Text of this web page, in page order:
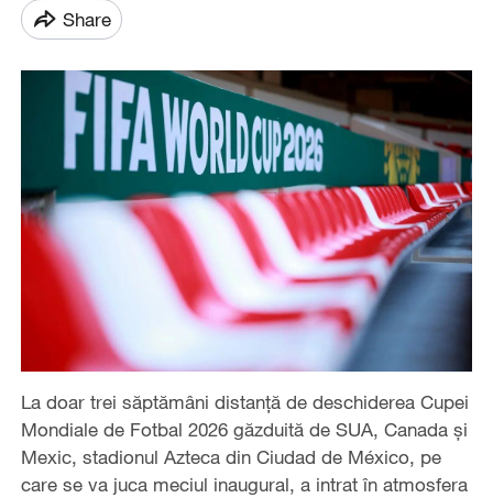
Share
La doar trei săptămâni distanță de deschiderea Cupei
Mondiale de Fotbal 2026 găzduită de SUA, Canada și
Mexic, stadionul Azteca din Ciudad de México, pe
care se va juca meciul inaugural, a intrat în atmosfera